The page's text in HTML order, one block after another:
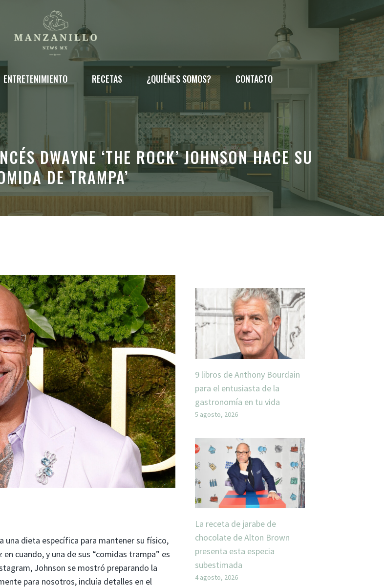
ENTRETENIMIENTO RECETAS ¿QUIÉNES SOMOS? CONTACTO
DWAYNE ‘THE ROCK’ JOHNSON HACE SU
DE TRAMPA’
una dieta específica para mantener su físico,
cuando, y una de sus “comidas trampa” es
Johnson se mostró preparando la
para nosotros, incluía detalles en el
9 libros de Anthony Bourdain
para el entusiasta de la
gastronomía en tu vida
5 agosto, 2026
La receta de jarabe de
chocolate de Alton Brown
presenta esta especia
subestimada
4 agosto, 2026